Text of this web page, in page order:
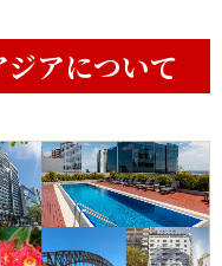
アについて